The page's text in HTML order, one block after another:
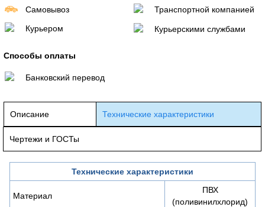
Самовывоз
Курьером
Транспортной компанией
Курьерскими службами
Способы оплаты
Банковский перевод
Описание Технические характеристики
Чертежи и ГОСТы
Технические характеристики
Материал
ПВХ
(поливинилхлорид)